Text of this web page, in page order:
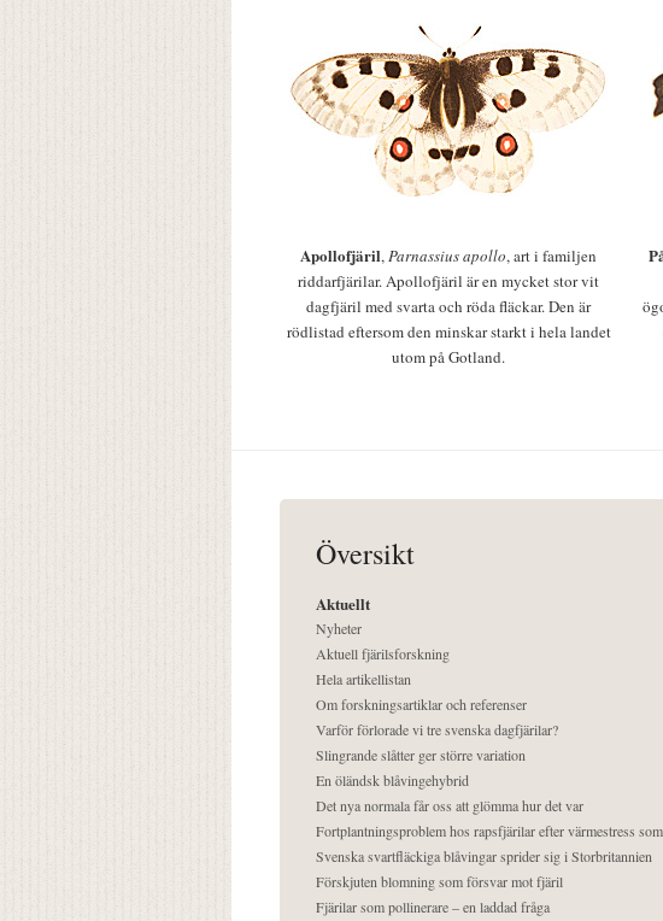
Apollofjäril,Parnassius apollo, art i familjen
riddarfjärilar. Apollofjäril är en mycket stor vit
dagfjäril med svarta och röda fläckar. Den är
rödlistad eftersom den minskar starkt i hela landet
utom på Gotland.
Översikt
Aktuellt
Nyheter
Aktuell fjärilsforskning
Hela artikellistan
Om forskningsartiklar och referenser
Varför förlorade vi tre svenska dagfjärilar?
Slingrande slåtter ger större variation
En öländsk blåvingehybrid
Det nya normala får oss att glömma hur det var
Fortplantningsproblem hos rapsfjärilar efter värmestress
Svenska svartfläckiga blåvingar sprider sig i Storbritannien
Förskjuten blomning som försvar mot fjäril
Fjärilar som pollinerare – en laddad fråga